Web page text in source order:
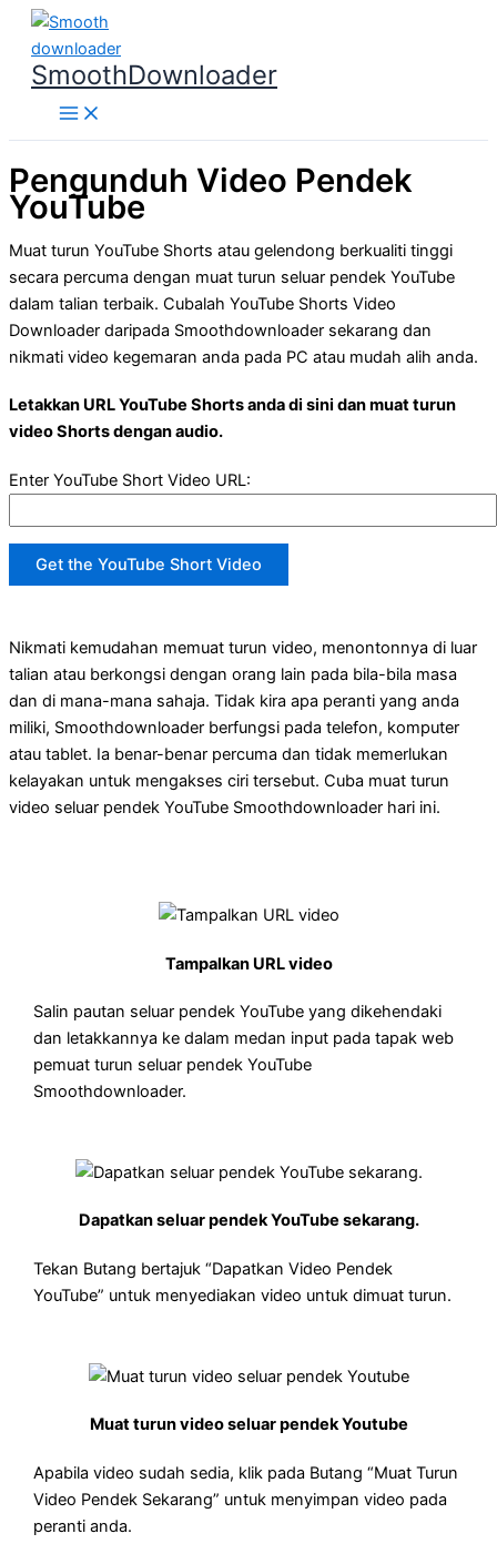
Skip
content
SmoothDownloader
Pengunduh Video Pendek
YouTube
Muat turun YouTube Shorts atau gelendong berkualiti tinggi
secara percuma dengan muat turun seluar pendek YouTube
dalam talian terbaik. Cubalah YouTube Shorts Video
Downloader daripada Smoothdownloader sekarang dan
nikmati video kegemaran anda pada PC atau mudah alih anda.
Letakkan URL YouTube Shorts anda di sini dan muat turun
video Shorts dengan audio.
Enter YouTube Short Video URL:
Get the YouTube Short Video
Nikmati kemudahan memuat turun video, menontonnya di luar
talian atau berkongsi dengan orang lain pada bila-bila masa
dan di mana-mana sahaja. Tidak kira apa peranti yang anda
miliki, Smoothdownloader berfungsi pada telefon, komputer
atau tablet. Ia benar-benar percuma dan tidak memerlukan
kelayakan untuk mengakses ciri tersebut. Cuba muat turun
video seluar pendek YouTube Smoothdownloader hari ini.
Tampalkan URL video
Salin pautan seluar pendek YouTube yang dikehendaki
dan letakkannya ke dalam medan input pada tapak web
pemuat turun seluar pendek YouTube
Smoothdownloader.
Dapatkan seluar pendek YouTube sekarang.
Tekan Butang bertajuk “Dapatkan Video Pendek
YouTube” untuk menyediakan video untuk dimuat turun.
Muat turun video seluar pendek Youtube
Apabila video sudah sedia, klik pada Butang “Muat Turun
Video Pendek Sekarang” untuk menyimpan video pada
peranti anda.